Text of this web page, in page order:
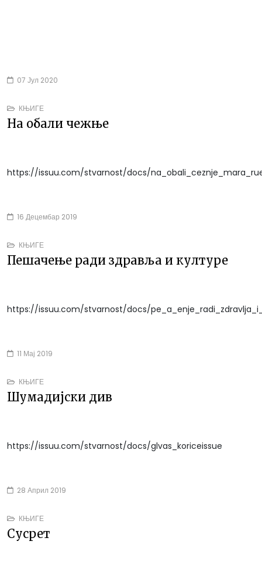
07 Јул 2020
КЊИГЕ
16 Децембар 2019
На обали чежње
https://issuu.com/stvarnost/docs/
КЊИГЕ
11 Мај 2019
Пешачење ради здравља и културе
https://issuu.com/stvarnost/docs/
КЊИГЕ
28 Април 2019
Шумадијски див
https://issuu.com/stvarnost/docs/glvas_koriceissue
КЊИГЕ
Сусрет